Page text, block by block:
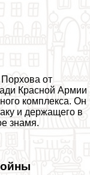
Порхова от
Красной Армии
комплекса. Он
и держащего в
знамя.